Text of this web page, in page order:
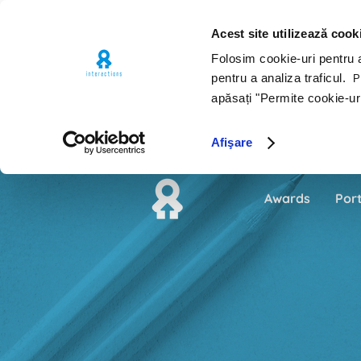
Acest site utilizează
Folosim cookie-uri pentru
pentru a analiza traficul.
apăsați "Permite cookie-
Afişare
Awards